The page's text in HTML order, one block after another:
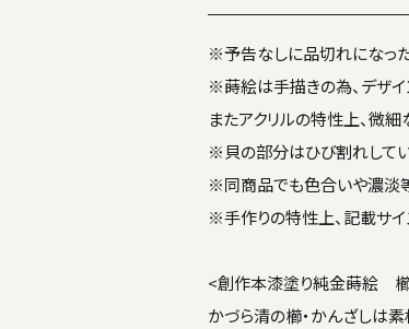
※予告なしに品切れになっ
※蒔絵は手描きの為、デザイ
またアクリルの特性上、微
※貝の部分はひび割れして
※同商品でも色合いや濃淡
※手作りの特性上、記載サ
<創作本漆塗り純金蒔絵 櫛
かづら清の櫛・かんざしは